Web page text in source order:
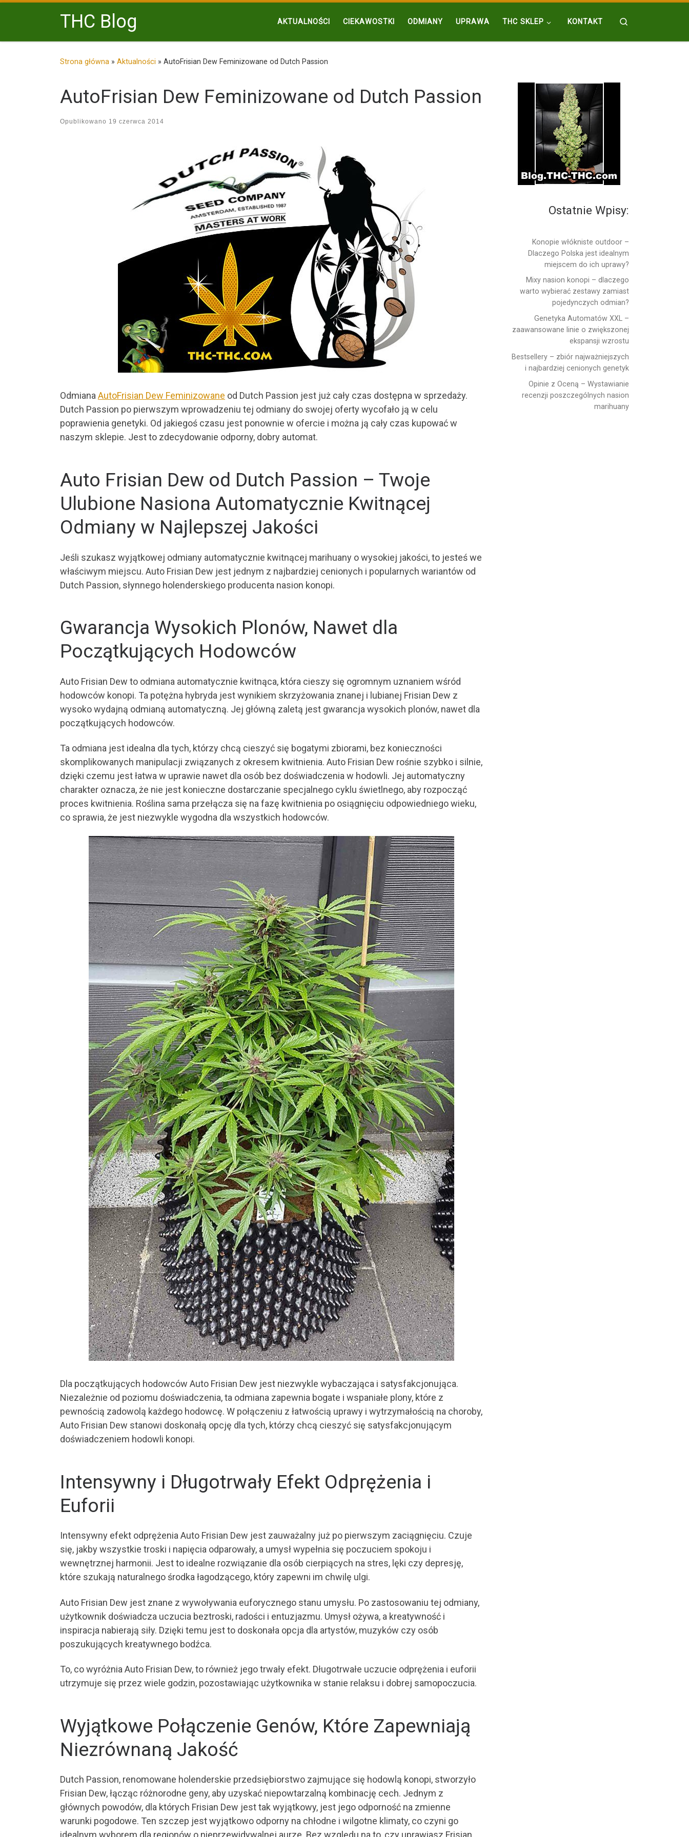
Przejdź do treściTHC Blog AKTUALNOŚCI CIEKAWOSTKI ODMIANY UPRAWA THC SKLEP KONTAKT
Strona główna » Aktualności » AutoFrisian Dew Feminizowane od Dutch Passion
AutoFrisian Dew Feminizowane od Dutch Passion
Opublikowano 19 czerwca 2014
OdmianaAutoFrisian Dew Feminizowane od Dutch Passion jest już cały czas dostępna w sprzedaży.
Dutch Passion po pierwszym wprowadzeniu tej odmiany do swojej oferty wycofało ją w celu
poprawienia genetyki. Od jakiegoś czasu jest ponownie w ofercie i można ją cały czas kupować w
naszym sklepie. Jest to zdecydowanie odporny, dobry automat.
Auto Frisian Dew od Dutch Passion – Twoje
Ulubione Nasiona Automatycznie Kwitnącej
Odmiany w Najlepszej Jakości
Jeśli szukasz wyjątkowej odmiany automatycznie kwitnącej marihuany o wysokiej jakości, to jesteś we
właściwym miejscu. Auto Frisian Dew jest jednym z najbardziej cenionych i popularnych wariantów od
Dutch Passion, słynnego holenderskiego producenta nasion konopi.
Gwarancja Wysokich Plonów, Nawet dla
Początkujących Hodowców
Auto Frisian Dew to odmiana automatycznie kwitnąca, która cieszy się ogromnym uznaniem wśród
hodowców konopi. Ta potężna hybryda jest wynikiem skrzyżowania znanej i lubianej Frisian Dew z
wysoko wydajną odmianą automatyczną. Jej główną zaletą jest gwarancja wysokich plonów, nawet dla
początkujących hodowców.
Ta odmiana jest idealna dla tych, którzy chcą cieszyć się bogatymi zbiorami, bez konieczności
skomplikowanych manipulacji związanych z okresem kwitnienia. Auto Frisian Dew rośnie szybko i silnie,
dzięki czemu jest łatwa w uprawie nawet dla osób bez doświadczenia w hodowli. Jej automatyczny
charakter oznacza, że nie jest konieczne dostarczanie specjalnego cyklu świetlnego, aby rozpocząć
proces kwitnienia. Roślina sama przełącza się na fazę kwitnienia po osiągnięciu odpowiedniego wieku,
co sprawia, że jest niezwykle wygodna dla wszystkich hodowców.
Dla początkujących hodowców Auto Frisian Dew jest niezwykle wybaczająca i satysfakcjonująca.
Niezależnie od poziomu doświadczenia, ta odmiana zapewnia bogate i wspaniałe plony, które z
pewnością zadowolą każdego hodowcę. W połączeniu z łatwością uprawy i wytrzymałością na choroby,
Auto Frisian Dew stanowi doskonałą opcję dla tych, którzy chcą cieszyć się satysfakcjonującym
doświadczeniem hodowli konopi.
Intensywny i Długotrwały Efekt Odprężenia i
Euforii
Intensywny efekt odprężenia Auto Frisian Dew jest zauważalny już po pierwszym zaciągnięciu. Czuje
się, jakby wszystkie troski i napięcia odparowały, a umysł wypełnia się poczuciem spokoju i
wewnętrznej harmonii. Jest to idealne rozwiązanie dla osób cierpiących na stres, lęki czy depresję,
które szukają naturalnego środka łagodzącego, który zapewni im chwilę ulgi.
Auto Frisian Dew jest znane z wywoływania euforycznego stanu umysłu. Po zastosowaniu tej odmiany,
użytkownik doświadcza uczucia beztroski, radości i entuzjazmu. Umysł ożywa, a kreatywność i
inspiracja nabierają siły. Dzięki temu jest to doskonała opcja dla artystów, muzyków czy osób
poszukujących kreatywnego bodźca.
To, co wyróżnia Auto Frisian Dew, to również jego trwały efekt. Długotrwałe uczucie odprężenia i euforii
utrzymuje się przez wiele godzin, pozostawiając użytkownika w stanie relaksu i dobrej samopoczucia.
Wyjątkowe Połączenie Genów, Które Zapewniają
Niezrównaną Jakość
Dutch Passion, renomowane holenderskie przedsiębiorstwo zajmujące się hodowlą konopi, stworzyło
Frisian Dew, łącząc różnorodne geny, aby uzyskać niepowtarzalną kombinację cech. Jednym z
głównych powodów, dla których Frisian Dew jest tak wyjątkowy, jest jego odporność na zmienne
warunki pogodowe. Ten szczep jest wyjątkowo odporny na chłodne i wilgotne klimaty, co czyni go
Ostatnie Wpisy:
Konopie włókniste outdoor –
Dlaczego Polska jest idealnym
miejscem do ich uprawy?
Mixy nasion konopi – dlaczego
warto wybierać zestawy zamiast
pojedynczych odmian?
Genetyka Automatów XXL –
zaawansowane linie o zwiększonej
ekspansji wzrostu
Bestsellery – zbiór najważniejszych
i najbardziej cenionych genetyk
Opinie z Oceną – Wystawianie
recenzji poszczególnych nasion
marihuany